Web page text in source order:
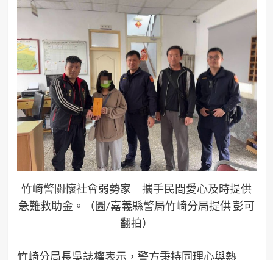
竹崎警關懷社會弱勢家 攜手民間愛心及時提供
急難救助金。（圖/嘉義縣警局竹崎分局提供 彭可
翻拍）
竹崎分局長吳誌權表示，警方秉持同理心與熱